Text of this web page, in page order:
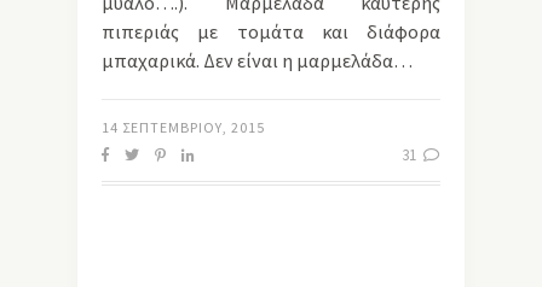
πιπεριάς με τομάτα και διάφορα
μπαχαρικά. Δεν είναι η μαρμελάδα…
14 ΣΕΠΤΕΜΒΡΊΟΥ, 2015
31